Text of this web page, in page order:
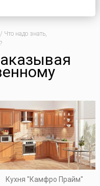
/ Что надо знать,
Кухня "Камфро Прайм"